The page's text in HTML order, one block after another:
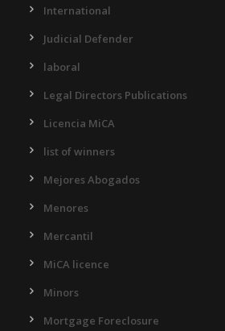
International
Judicial Defender
laboral
Legal Directors Publications
Licencia MiCA
list of winners
Mejores Abogados
Menores
Mercantil
MiCA licence
Minors
Mortgage Foreclosure